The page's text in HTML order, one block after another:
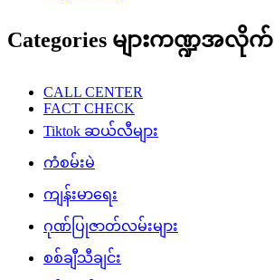
Categories များကဏ္ဍအလိုက်
CALL CENTER
FACT CHECK
Tiktok ဆယ်လီများ
ကံစမ်းမဲ
ကျန်းမာရေး
ဂုဏ်ပြုဇာတ်လမ်းများ
စစ်ချီသီချင်း